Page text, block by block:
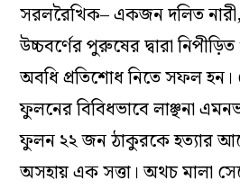
সরলরৈখিক– একজন দলিত নারী,
উচ্চবর্ণের পুরুষের দ্বারা
অবধি প্রতিশোধ নিতে সফল হন।
ফুলনের বিবিধভাবে লাঞ্ছনা
ফুলন ২২ জন ঠাকুরকে হত্যার
অসহায় এক সত্তা। অথচ মালা